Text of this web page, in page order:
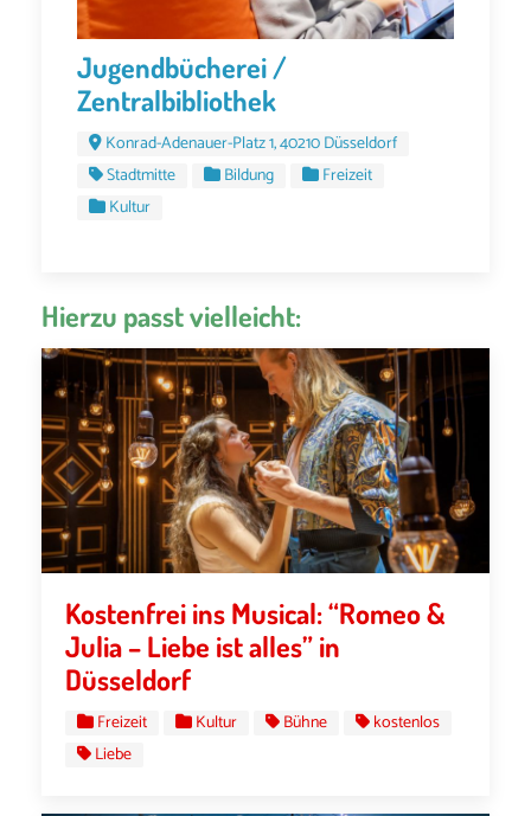
Jugendbücherei /
Zentralbibliothek
Konrad-Adenauer-Platz 1, 40210 Düsseldorf
Stadtmitte
Bildung
Freizeit
Kultur
Hierzu passt vielleicht:
Kostenfrei ins Musical: “Romeo &
Julia – Liebe ist alles” in
Düsseldorf
Freizeit Kultur Bühne
kostenlos
Liebe